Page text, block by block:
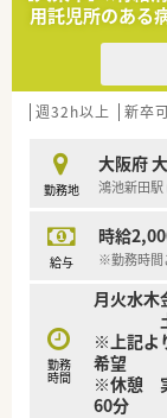
■約60年の
≪業務内
■病院薬剤
お仕事です
勤務曜日は
用託児所のある
週32h以上 新卒
勤務地
大阪府
鴻池新田
給与
時給
※勤務時間
勤務
時間
月火水木
土 08
※上記よ
希望
※休憩 実
60分